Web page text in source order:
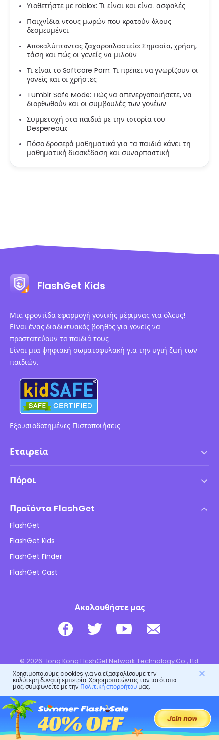
Υιοθετήστε με roblox: Τι είναι και είναι ασφαλές
Παιχνίδια ντους μωρών που κρατούν όλους
δεσμευμένοι
Αποκαλύπτοντας ζαχαροπλαστείο: Σημασία, χρήση,
τάση και πώς οι γονείς να μιλούν
Τι είναι το Softcore Porn: Τι πρέπει να γνωρίζουν οι
γονείς και οι χρήστες
Tumblr Safe Mode: Πώς να απενεργοποιήσετε, να
διορθωθούν και οι συμβουλές των γονέων
Συμμετοχή στα παιδιά με την ιστορία του
Despereaux
Πόσο δροσερά μαθηματικά για τα παιδιά κάνει τη
μαθηματική διασκέδαση και συναρπαστική
FlashGet Kids
Μια φροντίδα εφαρμογή γονικής μέριμνας για όλους!
Είναι ένας διαδικτυακός βοηθός για γονείς να
προστατεύουν τα παιδιά τους.
Είναι μια ψηφιακή σωματοφυλακή για την υγιή ζωή των
παιδιών.
Εξουσιοδοτημένες Πιστοποιήσεις
Εταιρεία
Πολιτική DMCA
Πολιτική απορρήτου
Πολιτικές διαφήμισης
Μην πουλάτε τις πληροφορίες μου
Πόροι
Ασφάλεια παιδιών σε σύνδεση
Λήψη
Προϊόντα FlashGet
FlashGet
FlashGet Kids
FlashGet Finder
FlashGet Cast
Ακολουθήστε μας
© 2026 Hong Kong FlashGet Network Technology Co., Ltd.
Χρησιμοποιούμε cookies για να εξασφαλίσουμε την
καλύτερη δυνατή εμπειρία. Χρησιμοποιώντας τον ιστότοπό
μας, συμφωνείτε με την Πολιτική απορρήτουμας.